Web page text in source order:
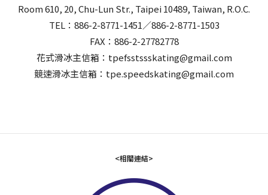
Room 610, 20, Chu-Lun Str., Taipei 10489, Taiwan, R.O.C.
TEL：886-2-8771-1451／886-2-8771-1503
FAX：886-2-27782778
花式滑冰主信箱：tpefsstssskating@gmail.com
競速滑冰主信箱：tpe.speedskating@gmail.com
<相關連結>